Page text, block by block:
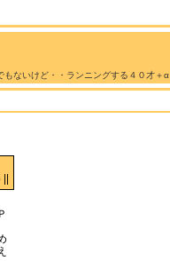
ないけど・・ランニングする４０才＋α